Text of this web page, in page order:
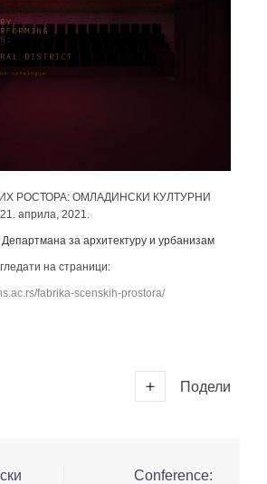
РОСТОРА: ОМЛАДИНСКИ КУЛТУРНИ
априла, 2021.
Департмана за архитектуру и урбанизам
на страници:
fabrika-scenskih-prostora/
Подели
Conference: